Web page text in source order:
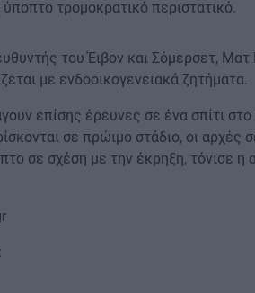
τρομοκρατικό περιστατικό.
του Έιβον και Σόμερσετ,
με ενδοοικογενειακά ζητήματα.
επίσης έρευνες σε ένα σπίτι
σε πρώιμο στάδιο, οι αρχές
σε σχέση με την έκρηξη, τόνισε η